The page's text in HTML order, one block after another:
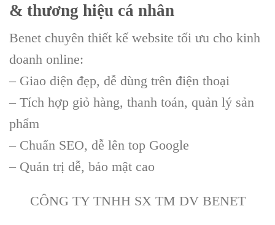
& thương hiệu cá nhân
Benet chuyên thiết kế website tối ưu cho kinh
doanh online:
– Giao diện đẹp, dễ dùng trên điện thoại
– Tích hợp giỏ hàng, thanh toán, quản lý sản
phẩm
– Chuẩn SEO, dễ lên top Google
– Quản trị dễ, bảo mật cao
CÔNG TY TNHH SX TM DV BENET